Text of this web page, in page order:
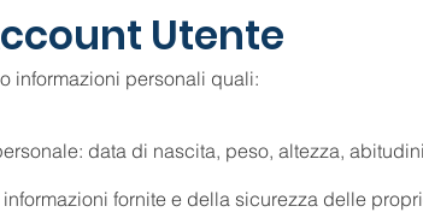
Utente
informazioni personali quali:
data di nascita, peso, altezza,
fornite e della sicurezza delle